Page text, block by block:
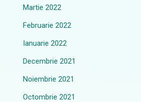
Martie 2022
Februarie 2022
Ianuarie 2022
Decembrie 2021
Noiembrie 2021
Octombrie 2021